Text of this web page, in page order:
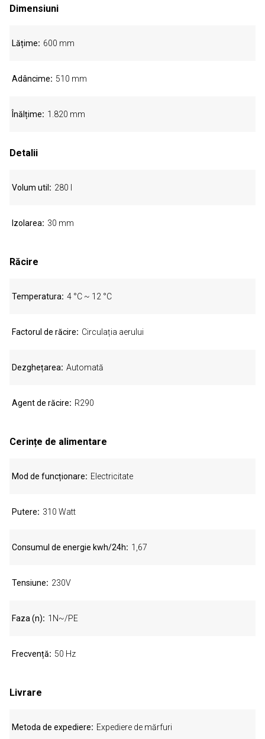
Dimensiuni
Lățime 600 mm
Adâncime 510 mm
Înălțime 1.820 mm
Detalii
Volum util 280 l
Izolarea 30 mm
Răcire
Temperatura 4 °C ~ 12 °C
Factorul de răcire Circulația aerului
Dezghețarea Automată
Agent de răcire R290
Cerințe de alimentare
Mod de funcționare Electricitate
Putere 310 Watt
Consumul de energie kwh/24h 1,67
Tensiune 230V
Faza (n) 1N~/PE
Frecvență 50 Hz
Livrare
Metoda de expediere Expediere de mărfuri